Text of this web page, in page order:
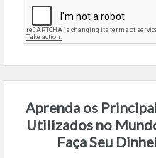
Aprenda os
Utilizados no
Faça Seu